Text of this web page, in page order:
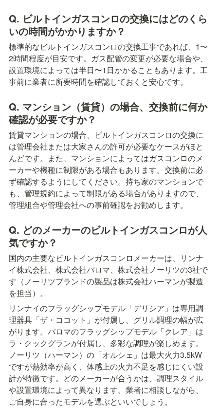
Q. ビルトインガスコンロの交換にはどのくら
いの時間がかかりますか？
標準的なビルトインガスコンロの交換工事であれば、1〜
2時間程度が目安です。ガス配管の変更が必要な場合や、
設置環境によっては半日〜1日かかることもあります。工
事前に業者に所要時間を確認しておくと安心です。
Q. マンション（賃貸）の場合、交換前に何か
確認が必要ですか？
賃貸マンションの場合、ビルトインガスコンロの交換に
は管理会社または大家さんの許可が必要なケースがほと
んどです。また、マンションによってはガスコンロのメ
ーカーや機種に制限がある場合もあります。交換前に必
ず確認するようにしてください。持ち家のマンションで
も、管理規約によって制限がある場合がありますので、
管理組合や管理会社への事前確認をお勧めします。
Q. どのメーカーのビルトインガスコンロが人
気ですか？
国内の主要なビルトインガスコンロメーカーは、リンナ
イ株式会社、株式会社パロマ、株式会社ノーリツの3社で
す（ノーリツブランドの製品は株式会社ハーマンが製造
を担当）。
リンナイのフラッグシップモデル「デリシア」は専用調
理器具「ザ・ココット」が付属し、グリル調理の幅が広
がります。パロマのフラッグシップモデル「クレア」は
ラ・クックグランが付属し、多彩な調理が楽しめます。
ノーリツ（ハーマン）の「オルシェ」は最大火力3.5kW
ですが熱効率が高く、体感上の火力不足を感じにくい設
計が特徴です。どのメーカーが合うかは、調理スタイル
や設置環境によって異なります。業者に相談しながら、
ご自身に合ったモデルを選ぶといいでしょう。